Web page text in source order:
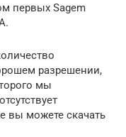
первых Sagem
разрешении,
мы
вы можете скачать